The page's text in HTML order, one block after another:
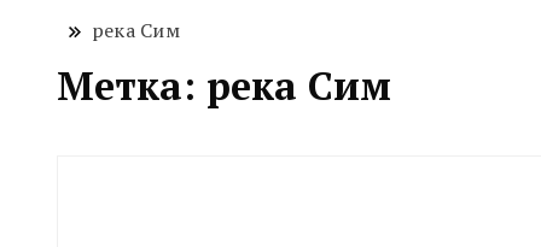
река Сим
Метка: река Сим